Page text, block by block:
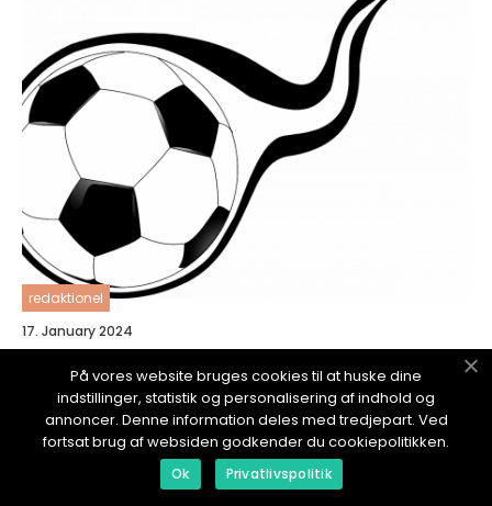
redaktionel
17. January 2024
Sportens Utveckling
På vores website bruges cookies til at huske dine
indstillinger, statistik og personalisering af indhold og
annoncer. Denne information deles med tredjepart. Ved
fortsat brug af websiden godkender du cookiepolitikken.
Ok Privatlivspolitik